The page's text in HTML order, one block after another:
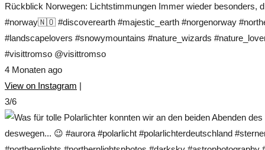
Rückblick Norwegen: Lichtstimmungen Immer wieder besonders,
#norway🇳🇴 #discoverearth #majestic_earth #norgenorway
#landscapelovers #snowymountains #nature_wizards
#visittromso @visittromso
4 Monaten ago
View on Instagram |
3/6